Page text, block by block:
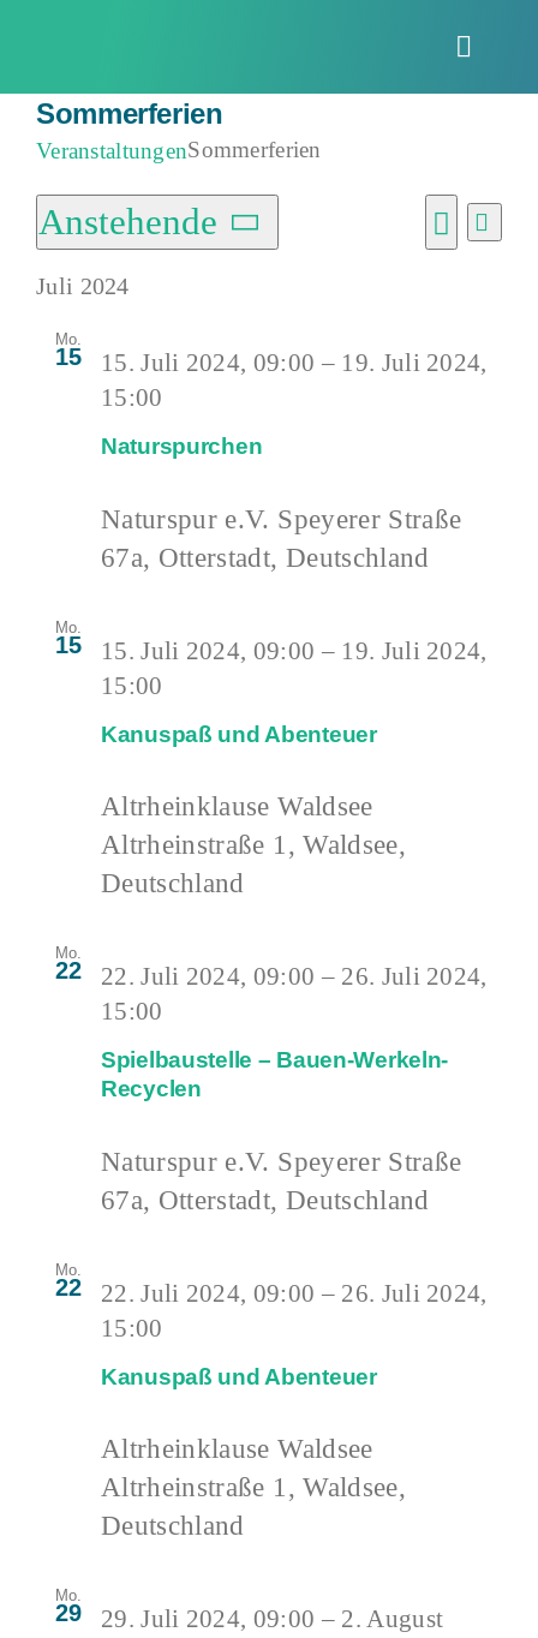
Toggle
Sommerferien
VeranstaltungenSommerferien
Veranstaltungen
Suche
Liste
Anstehende
Datum
wählen.
Juli 2024
Mo.
15
Naturspurchen
15. Juli 2024, 09:00 – 19. Juli 2024,
15:00
Naturspur e.V. Speyerer Straße
67a, Otterstadt, Deutschland
Mo.
15
Kanuspaß und Abenteuer
15. Juli 2024, 09:00 – 19. Juli 2024,
15:00
Altrheinklause Waldsee
Altrheinstraße 1, Waldsee,
Deutschland
Mo.
22
Spielbaustelle – Bauen-Werkeln-
Recyclen
22. Juli 2024, 09:00 – 26. Juli 2024,
15:00
Naturspur e.V. Speyerer Straße
67a, Otterstadt, Deutschland
Mo.
22
Kanuspaß und Abenteuer
22. Juli 2024, 09:00 – 26. Juli 2024,
15:00
Altrheinklause Waldsee
Altrheinstraße 1, Waldsee,
Deutschland
Mo.
29 29. Juli 2024, 09:00 – 2. August